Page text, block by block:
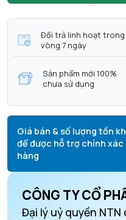
Đổi trả linh hoạt trong
vòng 7 ngày
Sản phẩm mới 100%
chưa sử dụng
Giá bán & số lượng tồn
để được hỗ trợ chính
hàng
CÔNG TY CỔ
Đại lý uỷ quyền